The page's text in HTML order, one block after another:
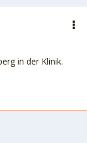
in der Klinik.